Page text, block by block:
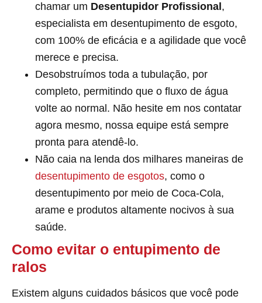
chamar um Desentupidor Profissional ,
especialista em desentupimento de esgoto,
com 100% de eficácia e a agilidade que você
merece e precisa.
Desobstruímos toda a tubulação, por
completo, permitindo que o fluxo de água
volte ao normal. Não hesite em nos contatar
agora mesmo, nossa equipe está sempre
pronta para atendê-lo.
Não caia na lenda dos milhares maneiras de
desentupimento de esgotos, como o
desentupimento por meio de Coca-Cola,
arame e produtos altamente nocivos à sua
saúde.
Como evitar o entupimento de
ralos
Existem alguns cuidados básicos que você pode